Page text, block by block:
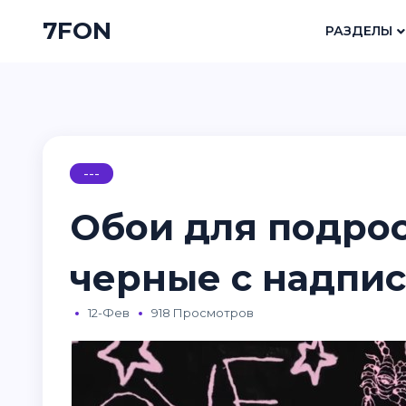
7FON РАЗДЕЛЫ
---
Обои для
черные с
12-Фев 918 Просмотров